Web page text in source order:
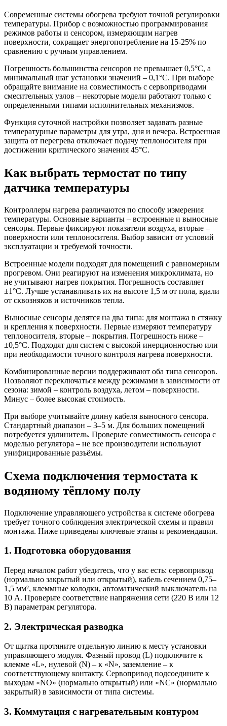
Современные системы обогрева требуют точной регулировки
температуры. Прибор с возможностью программирования
режимов работы и сенсором, измеряющим нагрев
поверхности, сокращает энергопотребление на 15-25% по
сравнению с ручным управлением.
Погрешность большинства сенсоров не превышает 0,5°C, а
минимальный шаг установки значений – 0,1°C. При выборе
обращайте внимание на совместимость с сервоприводами
смесительных узлов – некоторые модели работают только с
определенными типами исполнительных механизмов.
Функция суточной настройки позволяет задавать разные
температурные параметры для утра, дня и вечера. Встроенная
защита от перегрева отключает подачу теплоносителя при
достижении критического значения 45°C.
Как выбрать термостат по типу
датчика температуры
Контроллеры нагрева различаются по способу измерения
температуры. Основные варианты – встроенные и выносные
сенсоры. Первые фиксируют показатели воздуха, вторые –
поверхности или теплоносителя. Выбор зависит от условий
эксплуатации и требуемой точности.
Встроенные модели подходят для помещений с равномерным
прогревом. Они реагируют на изменения микроклимата, но
не учитывают нагрев покрытия. Погрешность составляет
±1°C. Лучше устанавливать их на высоте 1,5 м от пола, вдали
от сквозняков и источников тепла.
Выносные сенсоры делятся на два типа: для монтажа в стяжку
и крепления к поверхности. Первые измеряют температуру
теплоносителя, вторые – покрытия. Погрешность ниже –
±0,5°C. Подходят для систем с высокой инерционностью или
при необходимости точного контроля нагрева поверхности.
Комбинированные версии поддерживают оба типа сенсоров.
Позволяют переключаться между режимами в зависимости от
сезона: зимой – контроль воздуха, летом – поверхности.
Минус – более высокая стоимость.
При выборе учитывайте длину кабеля выносного сенсора.
Стандартный диапазон – 3–5 м. Для больших помещений
потребуется удлинитель. Проверьте совместимость сенсора с
моделью регулятора – не все производители используют
унифицированные разъёмы.
Схема подключения термостата к
водяному тёплому полу
Подключение управляющего устройства к системе обогрева
требует точного соблюдения электрической схемы и правил
монтажа. Ниже приведены ключевые этапы и рекомендации.
1. Подготовка оборудования
Перед началом работ убедитесь, что у вас есть: сервопривод
(нормально закрытый или открытый), кабель сечением 0,75–
1,5 мм², клеммные колодки, автоматический выключатель на
10 А. Проверьте соответствие напряжения сети (220 В или 12
В) параметрам регулятора.
2. Электрическая разводка
От щитка протяните отдельную линию к месту установки
управляющего модуля. Фазный провод (L) подключите к
клемме «L», нулевой (N) – к «N», заземление – к
соответствующему контакту. Сервопривод подсоедините к
выходам «NO» (нормально открытый) или «NC» (нормально
закрытый) в зависимости от типа системы.
3. Коммутация с нагревательным контуром